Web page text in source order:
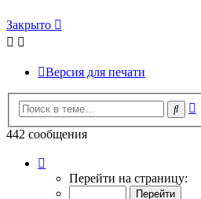
Закрыто
Версия для печати
Поиск
442 сообщения
26
Перейти на страницу: